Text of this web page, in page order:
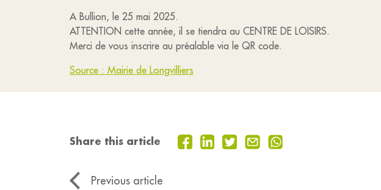
A Bullion, le 25 mai 2025.
ATTENTION cette année, il se tiendra au CENTRE DE LOISIRS.
Merci de vous inscrire au préalable via le QR code.
Source : Mairie de Longvilliers
Share this article
Previous article